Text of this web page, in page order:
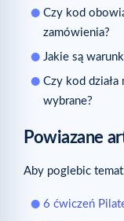
Czy kod
zamówienia?
Jakie są
Czy kod
wybrane?
Powiazane
Aby poglebic
6 ćwiczeń